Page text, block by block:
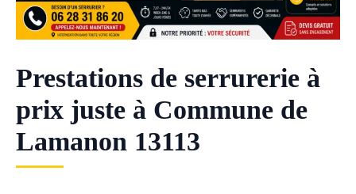
Prestations de serrurerie à
prix juste à Commune de
Lamanon 13113